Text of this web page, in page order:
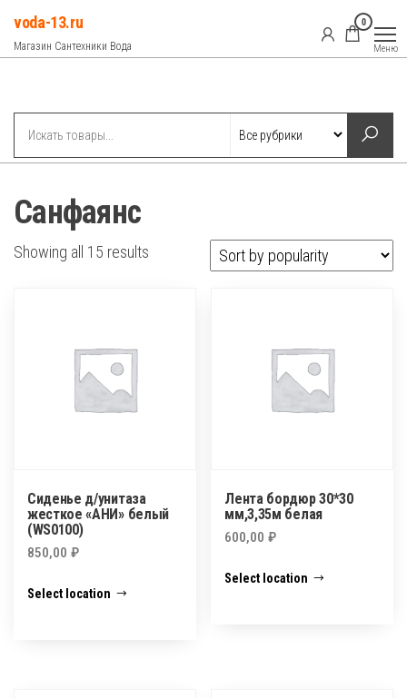
Перейти
содержимому
voda-13.ru
Магазин Сантехники Вода
0
Меню
Санфаянс
Showing all 15 results
Сиденье д/унитаза
жесткое «АНИ» белый
(WS0100)
850,00 ₽
Select location
Лента бордюр 30*30
мм,3,35м белая
600,00₽
Select location